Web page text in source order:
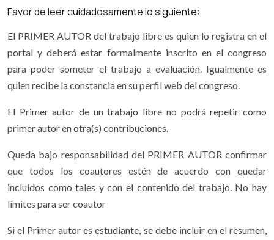
Favor de leer cuidadosamente lo siguiente:
El PRIMER AUTOR del trabajo libre es quien lo registra en el
portal y deberá estar formalmente inscrito en el congreso
para poder someter el trabajo a evaluación. Igualmente es
quien recibe la constancia en su perfil web del congreso.
El Primer autor de un trabajo libre no podrá repetir como
primer autor en otra(s) contribuciones.
Queda bajo responsabilidad del PRIMER AUTOR confirmar
que todos los coautores estén de acuerdo con quedar
incluidos como tales y con el contenido del trabajo. No hay
límites para ser coautor
Si el Primer autor es estudiante, se debe incluir en el resumen,